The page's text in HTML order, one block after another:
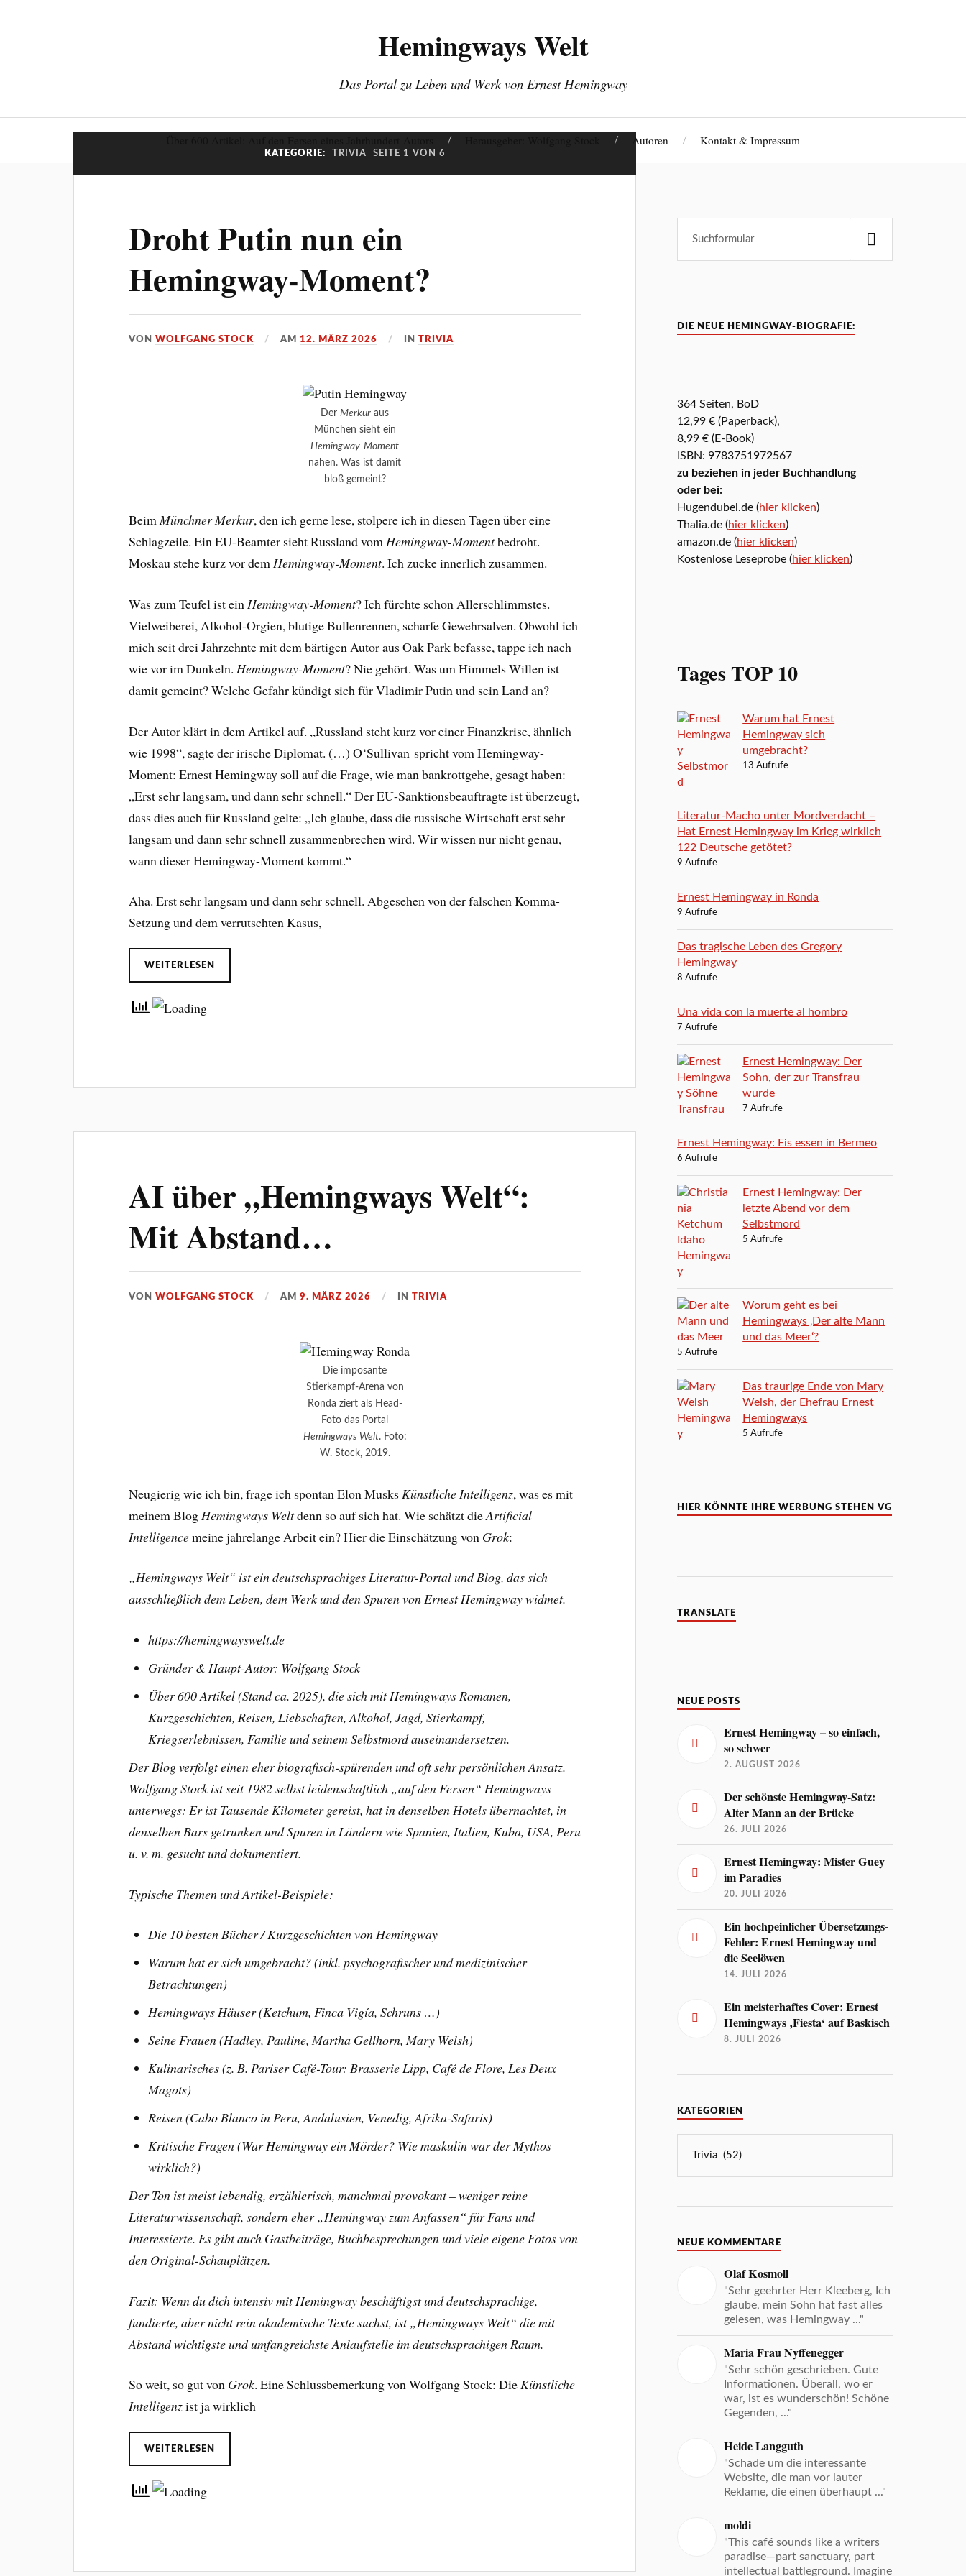
Hemingways Welt
Das Portal zu Leben und Werk von Ernest Hemingway
Autoren Kontakt & Impressum
KATEGORIE: TRIVIA SEITE 1 VON 6
Droht Putin nun ein
Hemingway-Moment?
VONWOLFGANG STOCK AM12. MÄRZ 2026 INTRIVIA
DerMerkur aus
München sieht ein
Hemingway-Moment
nahen. Was ist damit
bloß gemeint?
BeimMünchner Merkur, den ich gerne lese, stolpere ich in diesen Tagen über eine
Schlagzeile. Ein EU-Beamter sieht Russland vomHemingway-Momentbedroht.
Moskau stehe kurz vor demHemingway-Moment. Ich zucke innerlich zusammen.
Was zum Teufel ist ein Hemingway-Moment? Ich fürchte schon Allerschlimmstes.
Vielweiberei, Alkohol-Orgien, blutige Bullenrennen, scharfe Gewehrsalven. Obwohl ich
mich seit drei Jahrzehnte mit dem bärtigen Autor aus Oak Park befasse, tappe ich nach
wie vor im Dunkeln. Hemingway-Moment? Nie gehört. Was um Himmels Willen ist
damit gemeint? Welche Gefahr kündigt sich für Vladimir Putin und sein Land an?
Der Autor klärt in dem Artikel auf. „Russland steht kurz vor einer Finanzkrise, ähnlich
wie 1998“, sagte der irische Diplomat. (…) O‘Sullivan spricht vom Hemingway-
Moment: Ernest Hemingway soll auf die Frage, wie man bankrottgehe, gesagt haben:
„Erst sehr langsam, und dann sehr schnell.“ Der EU-Sanktionsbeauftragte ist überzeugt,
dass dies auch für Russland gelte: „Ich glaube, dass die russische Wirtschaft erst sehr
langsam und dann sehr schnell zusammenbrechen wird. Wir wissen nur nicht genau,
wann dieser Hemingway-Moment kommt.“
Aha. Erst sehr langsam und dann sehr schnell. Abgesehen von der falschen Komma-
Setzung und dem verrutschten Kasus,
WEITERLESEN
AI über „Hemingways Welt“:
Mit Abstand…
VONWOLFGANG STOCK AM9. MÄRZ 2026 INTRIVIA
Die imposante
Stierkampf-Arena von
Ronda ziert als Head-
Foto das Portal
Hemingways Welt. Foto:
W. Stock, 2019.
Neugierig wie ich bin, frage ich spontan Elon Musks Künstliche Intelligenz, was es mit
meinem Blog Hemingways Weltdenn so auf sich hat. Wie schätzt dieArtificial
Intelligencemeine jahrelange Arbeit ein? Hier die Einschätzung von Grok:
„Hemingways Welt“ ist ein deutschsprachiges Literatur-Portal und Blog, das sich
ausschließlich dem Leben, dem Werk und den Spuren von Ernest Hemingway widmet.
https://hemingwayswelt.de
Gründer & Haupt-Autor: Wolfgang Stock
Über 600 Artikel (Stand ca. 2025), die sich mit Hemingways Romanen,
Kurzgeschichten, Reisen, Liebschaften, Alkohol, Jagd, Stierkampf,
Kriegserlebnissen, Familie und seinem Selbstmord auseinandersetzen.
Der Blog verfolgt einen eher biografisch-spürenden und oft sehr persönlichen Ansatz.
Wolfgang Stock ist seit 1982 selbst leidenschaftlich „auf den Fersen“ Hemingways
unterwegs: Er ist Tausende Kilometer gereist, hat in denselben Hotels übernachtet, in
denselben Bars getrunken und Spuren in Ländern wie Spanien, Italien, Kuba, USA, Peru
u. v. m. gesucht und dokumentiert.
Typische Themen und Artikel-Beispiele:
Die 10 besten Bücher /Kurzgeschichten von Hemingway
Warum hat er sich umgebracht? (inkl. psychografischer und medizinischer
Betrachtungen)
Hemingways Häuser (Ketchum, Finca Vigía, Schruns …)
Seine Frauen (Hadley, Pauline, Martha Gellhorn, Mary Welsh)
Kulinarisches (z. B. Pariser Café-Tour: Brasserie Lipp, Café de Flore, Les Deux
Magots)
Reisen (Cabo Blanco in Peru, Andalusien, Venedig, Afrika-Safaris)
Kritische Fragen (War Hemingway ein Mörder? Wie maskulin war der Mythos
wirklich?)
Der Ton ist meist lebendig, erzählerisch, manchmal provokant – weniger reine
Literaturwissenschaft, sondern eher „Hemingway zum Anfassen“ für Fans und
Interessierte. Es gibt auch Gastbeiträge, Buchbesprechungen und viele eigene Fotos von
den Original-Schauplätzen.
Fazit: Wenn du dich intensiv mit Hemingway beschäftigst und deutschsprachige,
fundierte, aber nicht rein akademische Texte suchst, ist „Hemingways Welt“ die mit
Abstand wichtigste und umfangreichste Anlaufstelle im deutschsprachigen Raum.
So weit, so gut von Grok. Eine Schlussbemerkung von Wolfgang Stock: DieKünstliche
Intelligenzist ja wirklich
WEITERLESEN
DIE NEUE HEMINGWAY-BIOGRAFIE:
364 Seiten, BoD
12,99 € (Paperback),
8,99 € (E-Book)
ISBN: 9783751972567
zu beziehen in jeder Buchhandlung
oder bei:
Hugendubel.de (hier klicken)
Thalia.de (hier klicken)
amazon.de (hier klicken)
Kostenlose Leseprobe (hier klicken)
Tages TOP 10
Warum hat Ernest
Hemingway sich
umgebracht?
13 Aufrufe
Literatur-Macho unter Mordverdacht –
Hat Ernest Hemingway im Krieg wirklich
122 Deutsche getötet?
9 Aufrufe
Ernest Hemingway in Ronda
9 Aufrufe
Das tragische Leben des Gregory
Hemingway
8 Aufrufe
Una vida con la muerte al hombro
7 Aufrufe
Ernest Hemingway: Der
Sohn, der zur Transfrau
wurde
7 Aufrufe
Ernest Hemingway: Eis essen in Bermeo
6 Aufrufe
Ernest Hemingway: Der
letzte Abend vor dem
Selbstmord
5 Aufrufe
Worum geht es bei
Hemingways ‚Der alte Mann
und das Meer‘?
5 Aufrufe
Das traurige Ende von Mary
Welsh, der Ehefrau Ernest
Hemingways
5 Aufrufe
HIER KÖNNTE IHRE WERBUNG STEHEN VG
TRANSLATE
NEUE POSTS
Ernest Hemingway – so einfach,
so schwer
2. AUGUST 2026
Der schönste Hemingway-Satz:
Alter Mann an der Brücke
26. JULI 2026
Ernest Hemingway: Mister Guey
im Paradies
20. JULI 2026
Ein hochpeinlicher Übersetzungs-
Fehler: Ernest Hemingway und
die Seelöwen
14. JULI 2026
Ein meisterhaftes Cover: Ernest
Hemingways ‚Fiesta‘ auf Baskisch
8. JULI 2026
KATEGORIEN
NEUE KOMMENTARE
Olaf Kosmoll
"Sehr geehrter Herr Kleeberg, Ich
glaube, mein Sohn hat fast alles
gelesen, was Hemingway ..."
Maria Frau Nyffenegger
"Sehr schön geschrieben. Gute
Informationen. Überall, wo er
war, ist es wunderschön! Schöne
Gegenden, ..."
Heide Langguth
"Schade um die interessante
Website, die man vor lauter
Reklame, die einen überhaupt ..."
moldi
"This café sounds like a writers
paradise—part sanctuary, part
intellectual battleground. Imagine